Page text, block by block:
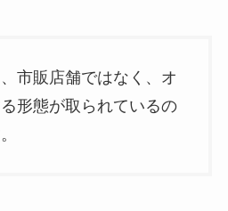
市販店舗ではなく、オ
形態が取られているの